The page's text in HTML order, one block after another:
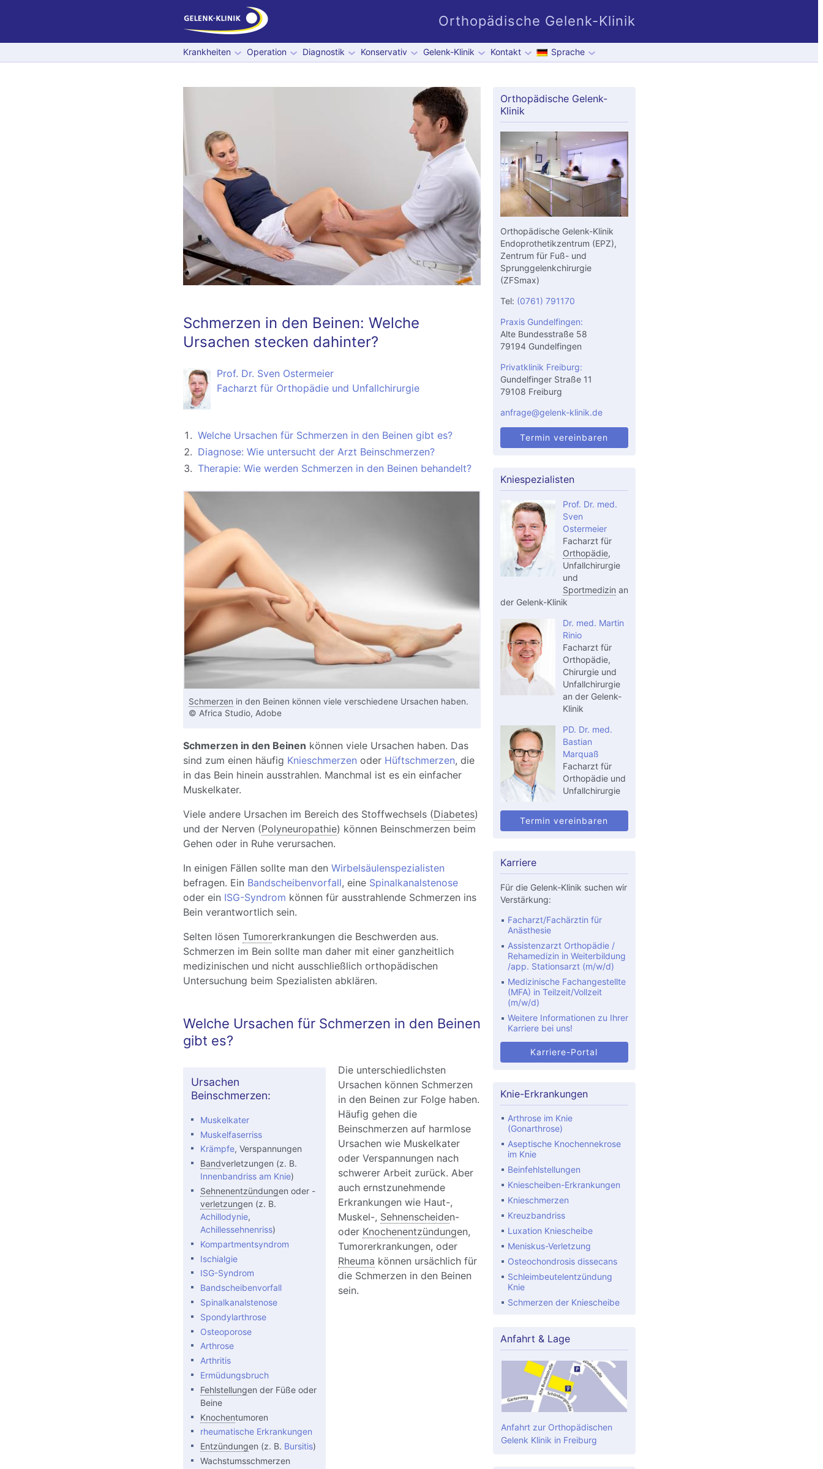
Orthopädische Gelenk-Klinik
Krankheiten Operation Diagnostik Konservativ Gelenk-Klinik Kontakt Sprache
Schmerzen in den Beinen: Welche
Ursachen stecken dahinter?
Prof. Dr. Sven Ostermeier
Facharzt für Orthopädie und Unfallchirurgie
Welche Ursachen für Schmerzen in den Beinen gibt es?
Diagnose: Wie untersucht der Arzt Beinschmerzen?
Therapie: Wie werden Schmerzen in den Beinen behandelt?
Schmerzen in den Beinen können viele verschiedene Ursachen haben.
© Africa Studio, Adobe
Schmerzen in den Beinen können viele Ursachen haben. Das
sind zum einen häufig Knieschmerzen oder Hüftschmerzen, die
in das Bein hinein ausstrahlen. Manchmal ist es ein einfacher
Muskelkater.
Viele andere Ursachen im Bereich des Stoffwechsels (Diabetes)
und der Nerven (Polyneuropathie) können Beinschmerzen beim
Gehen oder in Ruhe verursachen.
In einigen Fällen sollte man den Wirbelsäulenspezialisten
befragen. Ein Bandscheibenvorfall, eine Spinalkanalstenose
oder ein ISG-Syndrom können für ausstrahlende Schmerzen ins
Bein verantwortlich sein.
Selten lösen Tumorerkrankungen die Beschwerden aus.
Schmerzen im Bein sollte man daher mit einer ganzheitlich
medizinischen und nicht ausschließlich orthopädischen
Untersuchung beim Spezialisten abklären.
Welche Ursachen für Schmerzen in den Beinen
gibt es?
Ursachen
Beinschmerzen:
Muskelkater
Muskelfaserriss
Krämpfe, Verspannungen
Bandverletzungen (z. B.
Innenbandriss am Knie)
Sehnenentzündungen oder -
verletzungen (z. B.
Achillodynie,
Achillessehnenriss)
Kompartmentsyndrom
Ischialgie
ISG-Syndrom
Bandscheibenvorfall
Spinalkanalstenose
Spondylarthrose
Osteoporose
Arthrose
Arthritis
Ermüdungsbruch
Fehlstellungen der Füße oder
Beine
Knochentumoren
rheumatische Erkrankungen
Entzündungen (z. B. Bursitis)
Wachstumsschmerzen
Die unterschiedlichsten
Ursachen können Schmerzen
in den Beinen zur Folge haben.
Häufig gehen die
Beinschmerzen auf harmlose
Ursachen wie Muskelkater
oder Verspannungen nach
schwerer Arbeit zurück. Aber
auch ernstzunehmende
Erkrankungen wie Haut-,
Muskel-, Sehnenscheiden-
oder Knochenentzündungen,
Tumorerkrankungen, oder
Rheuma können ursächlich für
die Schmerzen in den Beinen
sein.
Orthopädische Gelenk-
Klinik
Orthopädische Gelenk-Klinik
Endoprothetikzentrum (EPZ),
Zentrum für Fuß- und
Sprunggelenkchirurgie
(ZFSmax)
Tel: (0761) 791170
Praxis Gundelfingen:
Alte Bundesstraße 58
79194 Gundelfingen
Privatklinik Freiburg:
Gundelfinger Straße 11
79108 Freiburg
anfrage@gelenk-klinik.de
Termin vereinbaren
Kniespezialisten
Prof. Dr. med.
Sven
Ostermeier
Facharzt für
Orthopädie,
Unfallchirurgie
und
Sportmedizin an
der Gelenk-Klinik
Dr. med. Martin
Rinio
Facharzt für
Orthopädie,
Chirurgie und
Unfallchirurgie
an der Gelenk-
Klinik
PD. Dr. med.
Bastian
Marquaß
Facharzt für
Orthopädie und
Unfallchirurgie
Termin vereinbaren
Karriere
Für die Gelenk-Klinik suchen wir
Verstärkung:
Facharzt/Fachärztin für
Anästhesie
Assistenzarzt Orthopädie /
Rehamedizin in Weiterbildung
/app. Stationsarzt (m/w/d)
Medizinische Fachangestellte
(MFA) in Teilzeit/Vollzeit
(m/w/d)
Weitere Informationen zu Ihrer
Karriere bei uns!
Karriere-Portal
Knie-Erkrankungen
Arthrose im Knie
(Gonarthrose)
Aseptische Knochennekrose
im Knie
Beinfehlstellungen
Kniescheiben-Erkrankungen
Knieschmerzen
Kreuzbandriss
Luxation Kniescheibe
Meniskus-Verletzung
Osteochondrosis dissecans
Schleimbeutelentzündung
Knie
Schmerzen der Kniescheibe
Anfahrt & Lage
Anfahrt zur Orthopädischen
Gelenk Klinik in Freiburg